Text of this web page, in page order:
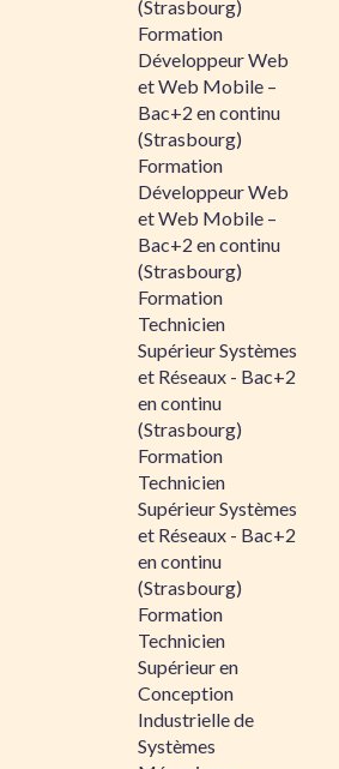
(Strasbourg)
Formation
Développeur Web
et Web Mobile –
Bac+2 en continu
(Strasbourg)
Formation
Développeur Web
et Web Mobile –
Bac+2 en continu
(Strasbourg)
Formation
Technicien
Supérieur Systèmes
et Réseaux - Bac+2
en continu
(Strasbourg)
Formation
Technicien
Supérieur Systèmes
et Réseaux - Bac+2
en continu
(Strasbourg)
Formation
Technicien
Supérieur en
Conception
Industrielle de
Systèmes